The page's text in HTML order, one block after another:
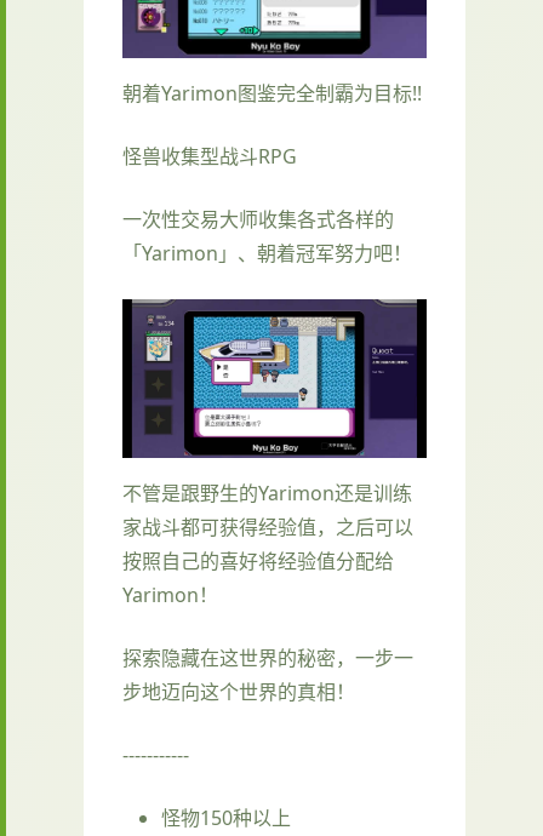
朝着Yarimon图鉴完全制霸为目标!!
怪兽收集型战斗RPG
一次性交易大师收集各式各样的
「Yarimon」、朝着冠军努力吧！
不管是跟野生的Yarimon还是训练
家战斗都可获得经验值，之后可以
按照自己的喜好将经验值分配给
Yarimon！
探索隐藏在这世界的秘密，一步一
步地迈向这个世界的真相！
-----------
怪物150种以上